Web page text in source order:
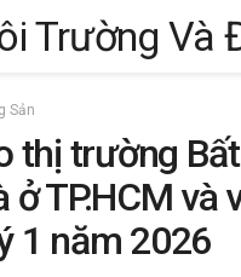
Sản
thị trường
ở TP.HCM và
1 năm 2026